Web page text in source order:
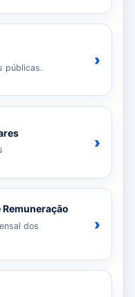
públicas. ›
›
Remuneração
dos
›